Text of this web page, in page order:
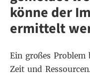
könne der
ermittelt
Ein großes Problem
Zeit und